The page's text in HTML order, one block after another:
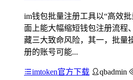
im钱包批量注册工具以“高效
面上能大幅缩短钱包注册流程
藏三大致命风险，其一，批量
册的账号可能...
imtoken官方下载 qbadmin